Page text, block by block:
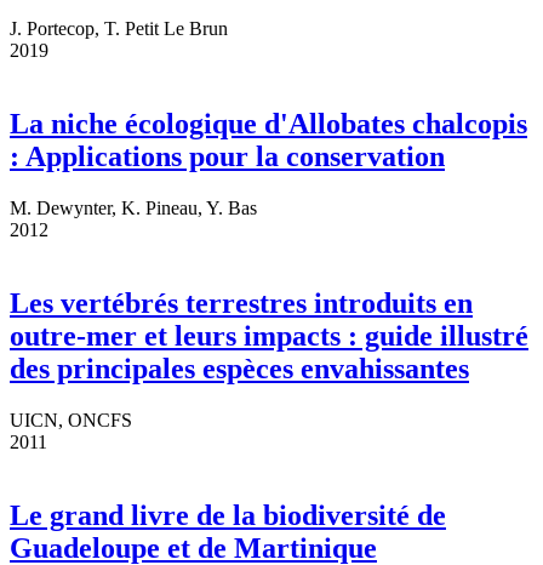
J. Portecop, T. Petit Le Brun
2019
La niche écologique d'Allobates chalcopis
: Applications pour la conservation
M. Dewynter, K. Pineau, Y. Bas
2012
Les vertébrés terrestres introduits en
outre-mer et leurs impacts : guide illustré
des principales espèces envahissantes
UICN, ONCFS
2011
Le grand livre de la biodiversité de
Guadeloupe et de Martinique